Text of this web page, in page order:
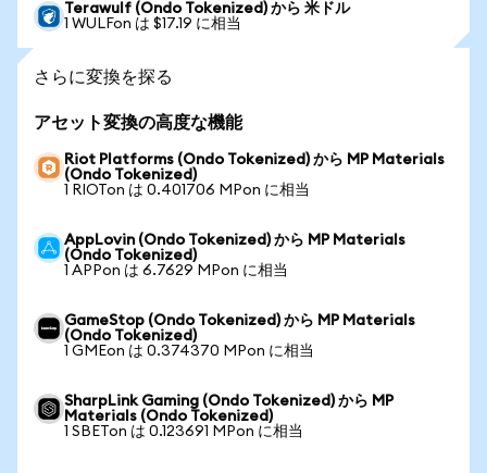
Terawulf (Ondo Tokenized) から 米ドル
1 WULFon は $17.19 に相当
さらに変換を探る
アセット変換の高度な機能
Riot Platforms (Ondo Tokenized) から MP Materials
(Ondo Tokenized)
1 RIOTon は 0.401706 MPon に相当
AppLovin (Ondo Tokenized) から MP Materials
(Ondo Tokenized)
1 APPon は 6.7629 MPon に相当
GameStop (Ondo Tokenized) から MP Materials
(Ondo Tokenized)
1 GMEon は 0.374370 MPon に相当
SharpLink Gaming (Ondo Tokenized) から MP
Materials (Ondo Tokenized)
1 SBETon は 0.123691 MPon に相当